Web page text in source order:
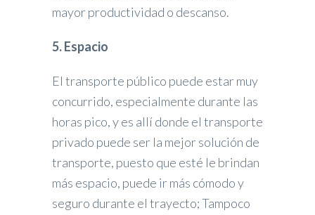
mayor productividad o descanso.
5. Espacio
El transporte público puede estar muy
concurrido, especialmente durante las
horas pico, y es allí donde el transporte
privado puede ser la mejor solución de
transporte, puesto que esté le brindan
más espacio, puede ir más cómodo y
seguro durante el trayecto; Tampoco